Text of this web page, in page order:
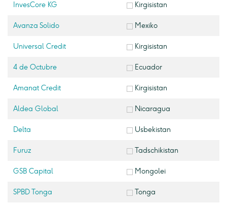
InvesCore KG Kirgisistan
Avanza Solido Mexiko
Universal Credit Kirgisistan
4 de Octubre Ecuador
Amanat Credit Kirgisistan
Aldea Global Nicaragua
Delta Usbekistan
Furuz Tadschikistan
GSB Capital Mongolei
SPBD Tonga Tonga